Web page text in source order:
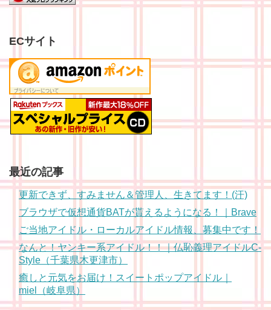
ECサイト
最近の記事
更新できず、すみません＆管理人、生きてます！(汗)
ブラウザで仮想通貨BATが貰えるようになる！｜Brave
ご当地アイドル・ローカルアイドル情報、募集中です！
なんと！ヤンキー系アイドル！！｜仏恥義理アイドルC-
Style（千葉県木更津市）
癒しと元気をお届け！スイートポップアイドル｜
miel（岐阜県）